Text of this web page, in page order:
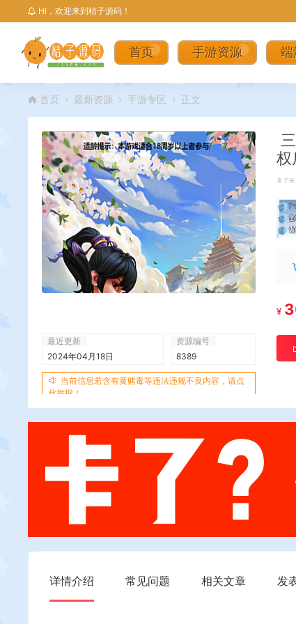
HI，欢迎来到桔子源码！
首页 手游资源 端
首页 最新资源 手游专区 正文
最近更新
2024年04月18日
资源编号
8389
当前信息若含有黄赌毒等违法违规不良内容，请点
此举报！
权
丫头
¥
详情介绍 常见问题 相关文章 发